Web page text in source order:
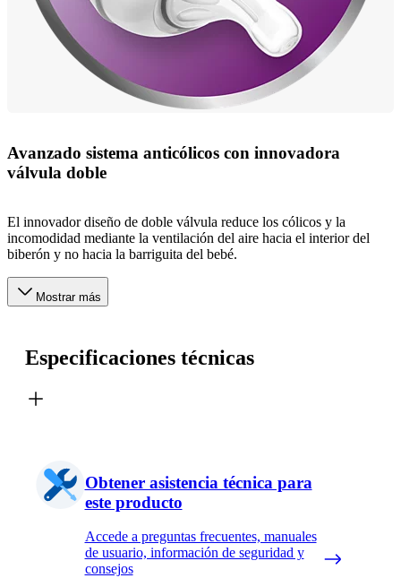
Avanzado sistema anticólicos con innovadora
válvula doble
El innovador diseño de doble válvula reduce los cólicos y la
incomodidad mediante la ventilación del aire hacia el interior del
biberón y no hacia la barriguita del bebé.
Mostrar más
Especificaciones técnicas
Obtener asistencia técnica para
este producto
Accede a preguntas frecuentes, manuales
de usuario, información de seguridad y
consejos